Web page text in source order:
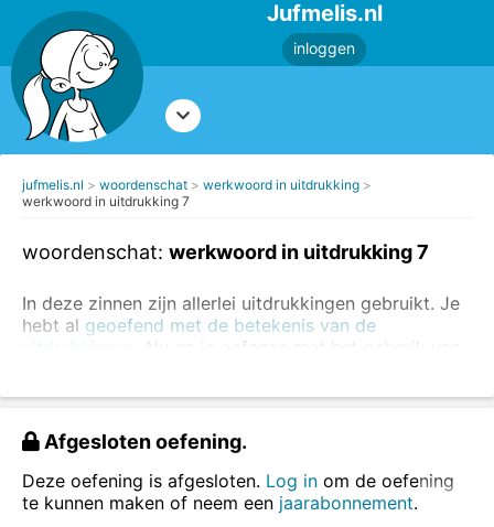
Jufmelis.nl
inloggen
jufmelis.nl woordenschat
werkwoord in uitdrukking
werkwoord in uitdrukking 7
woordenschat: werkwoord in uitdrukking 7
In deze zinnen zijn allerlei uitdrukkingen gebruikt. Je
hebt al geoefend met de betekenis van de
. Nu ga je oefenen met het gebruik van
werkwoord in te vullen.
Je kunt ook eerst
andere oefeningen maken over de
werkwoordspelling.
In de onderstaande zinnen vul je de juiste
werkwoordsvorm in. Bijde persoonsvormkies je
Afgesloten oefening.
Deze oefening is afgesloten. Log in om de oefening
te kunnen maken of neem een jaarabonnement.